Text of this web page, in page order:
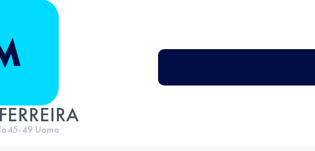
45-49 Uomo